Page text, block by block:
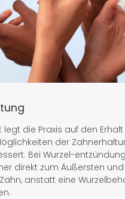
legt die Praxis auf den
der
Bei Wurzel-
direkt zum Äußersten
anstatt eine